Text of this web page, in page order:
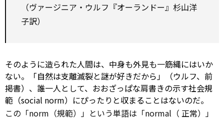
（ヴァージニア・ウルフ『オーランドー』杉山洋
子訳）
そのように造られた人間は、中身も外見も一筋縄にはいか
ない。「自然は支離滅裂と謎が好きだから」（ウルフ、前
掲書）、誰一人として、おおざっぱな肩書きの示す社会規
範（social norm）にぴったりと収まることはないのだ。
この「norm（規範）」という単語は「normal（ 正常）」